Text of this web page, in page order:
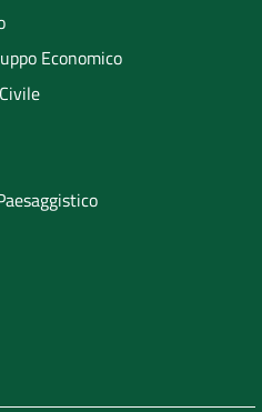
Economico